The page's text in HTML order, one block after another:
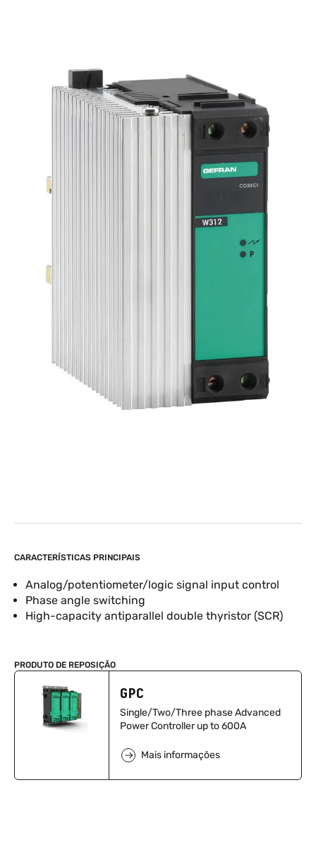
CARACTERÍSTICAS PRINCIPAIS
Analog/potentiometer/logic signal input control
Phase angle switching
High-capacity antiparallel double thyristor (SCR)
PRODUTO DE REPOSIÇÃO
GPC
Single/Two/Three phase Advanced
Power Controller up to 600A
Mais informações